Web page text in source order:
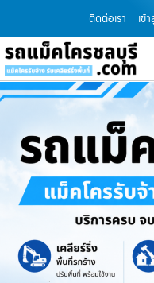
ติดต่อเรา เข้